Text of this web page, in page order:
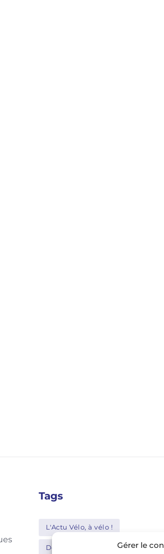
Gérer le
Tags
L'Actu Vélo, à vélo !
Decathlon Shimano